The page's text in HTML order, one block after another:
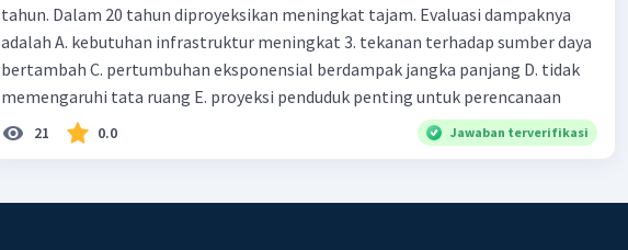
tahun. Dalam 20 tahun diproyeksikan meningkat tajam. Evaluasi dampaknya
adalah A. kebutuhan infrastruktur meningkat 3. tekanan terhadap sumber daya
bertambah C. pertumbuhan eksponensial berdampak jangka panjang D. tidak
memengaruhi tata ruang E. proyeksi penduduk penting untuk perencanaan
21 0.0 Jawaban terverifikasi